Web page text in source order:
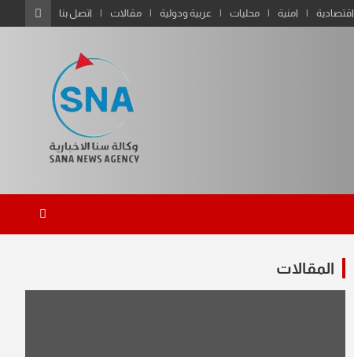
اقتصادية امنية محليات عربية ودولية مقالات اتصل بنا
المقالات